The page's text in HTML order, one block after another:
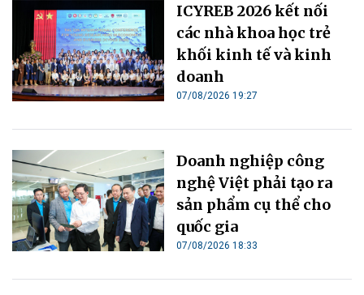
ICYREB 2026 kết nối
các nhà khoa học trẻ
khối kinh tế và kinh
doanh
07/08/2026 19:27
Doanh nghiệp công
nghệ Việt phải tạo ra
sản phẩm cụ thể cho
quốc gia
07/08/2026 18:33